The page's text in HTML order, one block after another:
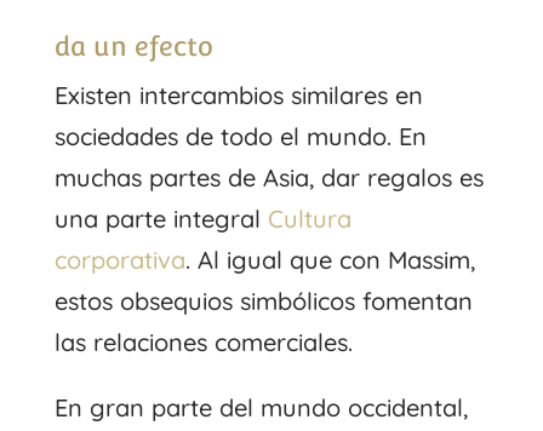
da un efecto
Existen intercambios similares en
sociedades de todo el mundo. En
muchas partes de Asia, dar regalos es
una parte integral Cultura
corporativa. Al igual que con Massim,
estos obsequios simbólicos fomentan
las relaciones comerciales.
En gran parte del mundo occidental,